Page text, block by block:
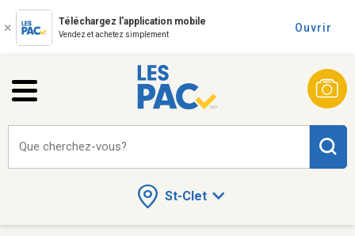
Téléchargez l'application mobile
Vendez et achetez simplement
Ouvrir
St-Clet
Que cherchez-vous?